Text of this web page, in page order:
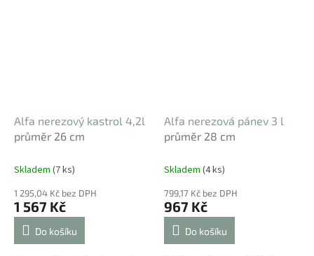
Alfa nerezový kastrol 4,2l
průměr 26 cm
Skladem (7 ks)
1 295,04 Kč bez DPH
1 567 Kč
Do košíku
Alfa nerezová pánev 3 l
průměr 28 cm
Skladem (4 ks)
799,17 Kč bez DPH
967 Kč
Do košíku